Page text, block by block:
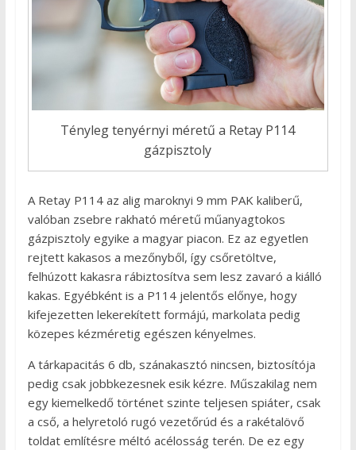
Tényleg tenyérnyi méretű a Retay P114
gázpisztoly
A Retay P114 az alig maroknyi 9 mm PAK kaliberű,
valóban zsebre rakható méretű műanyagtokos
gázpisztoly egyike a magyar piacon. Ez az egyetlen
rejtett kakasos a mezőnyből, így csőretöltve,
felhúzott kakasra rábiztosítva sem lesz zavaró a kiálló
kakas. Egyébként is a P114 jelentős előnye, hogy
kifejezetten lekerekített formájú, markolata pedig
közepes kézméretig egészen kényelmes.
A tárkapacitás 6 db, szánakasztó nincsen, biztosítója
pedig csak jobbkezesnek esik kézre. Műszakilag nem
egy kiemelkedő történet szinte teljesen spiáter, csak
a cső, a helyretoló rugó vezetőrúd és a rakétalövő
toldat említésre méltó acélosság terén. De ez egy